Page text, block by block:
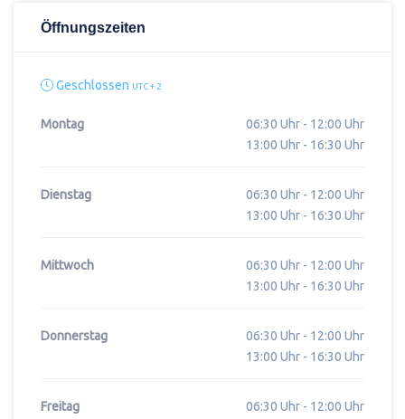
Öffnungszeiten
Geschlossen UTC + 2
Montag
06:30 Uhr - 12:00 Uhr
13:00 Uhr - 16:30 Uhr
Dienstag
06:30 Uhr - 12:00 Uhr
13:00 Uhr - 16:30 Uhr
Mittwoch
06:30 Uhr - 12:00 Uhr
13:00 Uhr - 16:30 Uhr
Donnerstag
06:30 Uhr - 12:00 Uhr
13:00 Uhr - 16:30 Uhr
Freitag
06:30 Uhr - 12:00 Uhr